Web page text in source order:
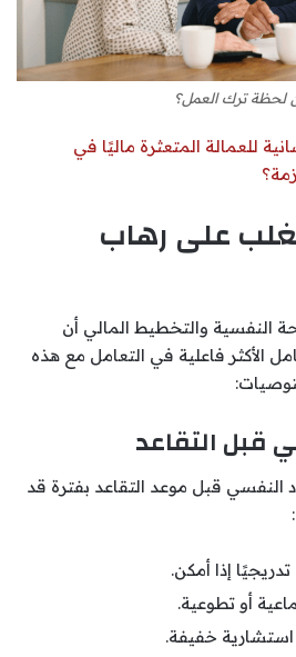
لحظة ترك العمل؟
للعمالة المتعثرة ماليًا في
على رهاب
والتخطيط المالي أن
الأكثر فاعلية في التعامل مع هذه
النفسي قبل موعد التقاعد بفترة قد
إذا أمكن.
أو تطوعية.
خفيفة.